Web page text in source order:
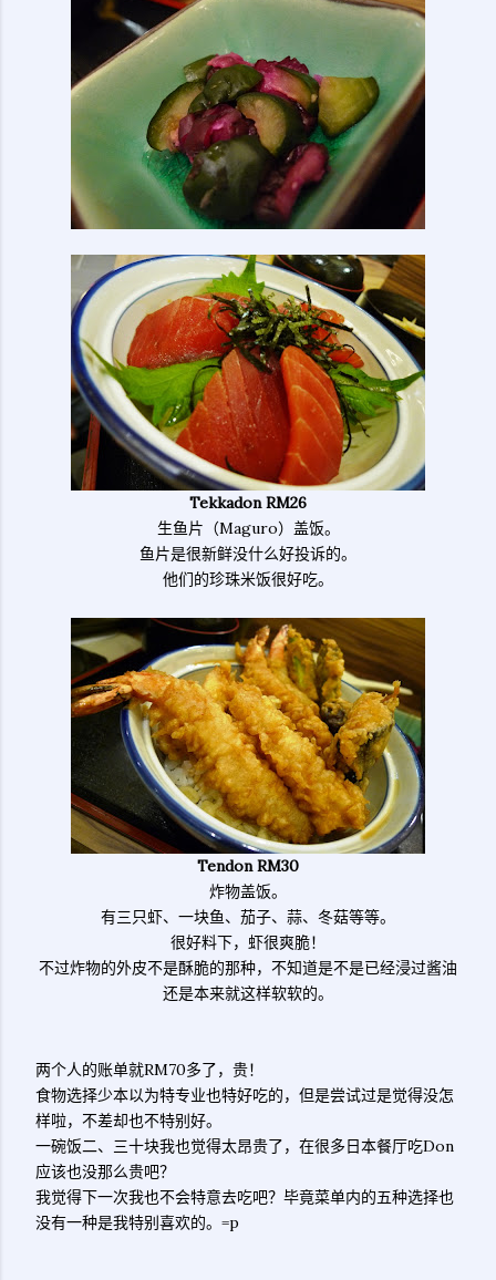
Tekkadon RM26
生鱼片（Maguro）盖饭。
鱼片是很新鲜没什么好投诉的。
他们的珍珠米饭很好吃。
Tendon RM30
炸物盖饭。
有三只虾、一块鱼、茄子、蒜、冬菇等等。
很好料下，虾很爽脆！
不过炸物的外皮不是酥脆的那种，不知道是不是已经浸过酱油
还是本来就这样软软的。
两个人的账单就RM70多了，贵！
食物选择少本以为特专业也特好吃的，但是尝试过是觉得没怎
样啦，不差却也不特别好。
一碗饭二、三十块我也觉得太昂贵了，在很多日本餐厅吃Don
应该也没那么贵吧？
我觉得下一次我也不会特意去吃吧？毕竟菜单内的五种选择也
没有一种是我特别喜欢的。=p